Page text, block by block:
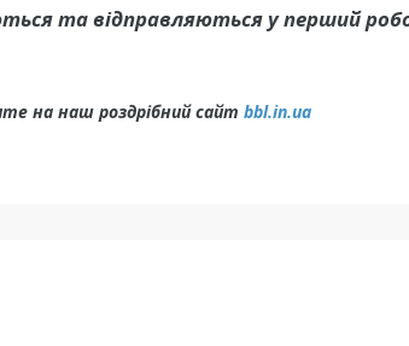
та відправляються у перший
на наш роздрібний сайт bbl.in.ua